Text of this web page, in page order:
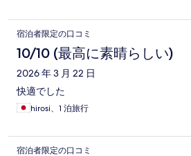
宿泊者限定の口コミ
10/10 (最高に素晴らしい)
2026 年 3 月 22 日
快適でした
hirosi、1 泊旅行
宿泊者限定の口コミ